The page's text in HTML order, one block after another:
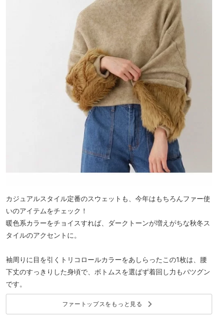
カジュアルスタイル定番のスウェットも、今年はもちろんファー使
いのアイテムをチェック！
暖色系カラーをチョイスすれば、ダークトーンが増えがちな秋冬ス
タイルのアクセントに。
袖周りに目を引くトリコロールカラーをあしらったこの1枚は、腰
下丈のすっきりした身頃で、ボトムスを選ばず着回し力もバツグン
です。
ファートップスをもっと見る keyboard_arrow_right